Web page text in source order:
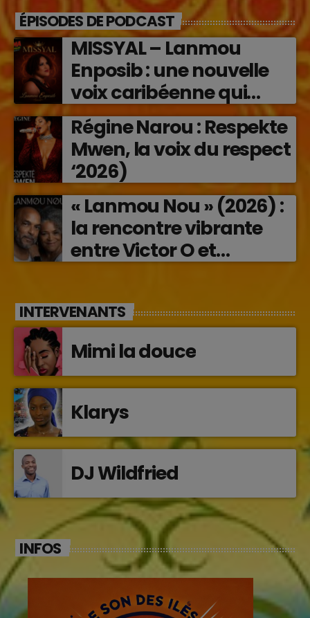
ÉPISODES DE PODCAST
MISSYAL – Lanmou
Enposib : une nouvelle
voix caribéenne qui
transforme les émotions
en musique (2026)
Régine Narou : Respekte
Mwen, la voix du respect
‘2026)
« Lanmou Nou » (2026) :
la rencontre vibrante
entre Victor O et
INTERVENANTS
Mimi la douce
Klarys
DJ Wildfried
INFOS